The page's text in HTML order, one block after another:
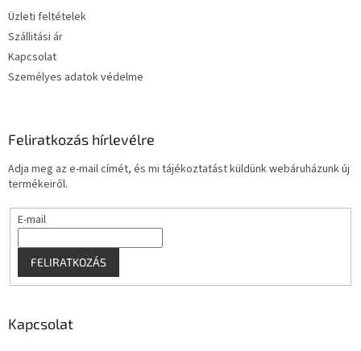
Üzleti feltételek
Szállitási ár
Kapcsolat
Személyes adatok védelme
Feliratkozás hírlevélre
Adja meg az e-mail címét, és mi tájékoztatást küldünk webáruházunk új
termékeiről.
E-mail
FELIRATKOZÁS
Kapcsolat